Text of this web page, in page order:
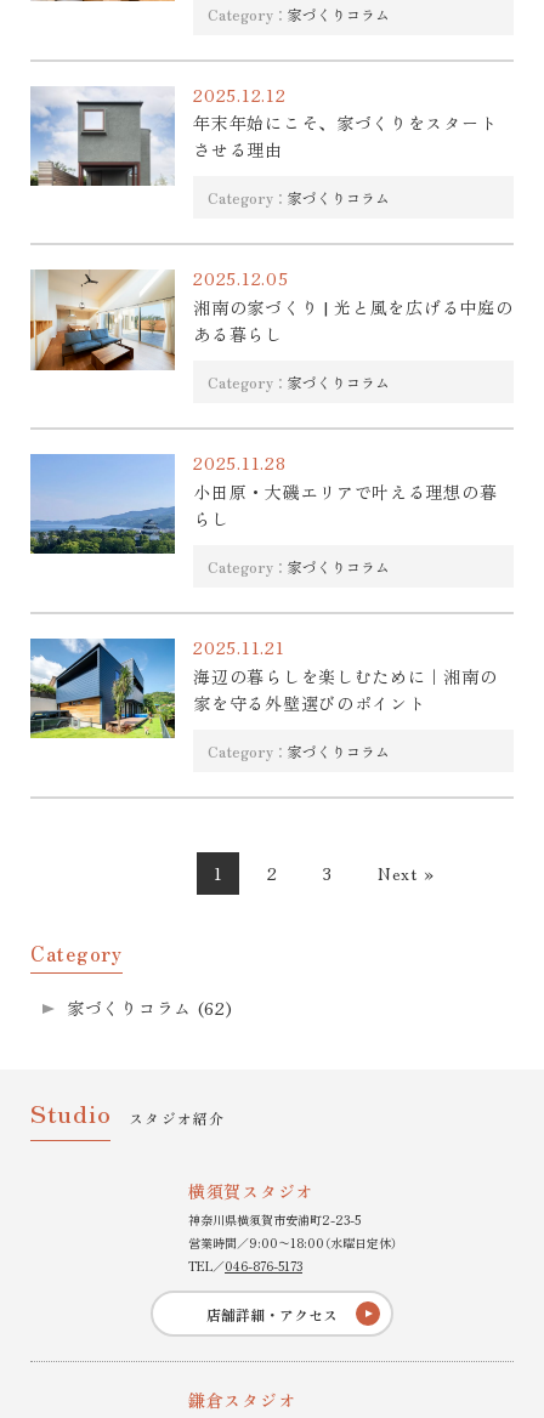
Category： 家づくりコラム
2025.12.12
年末年始にこそ、家づくりをスタート
させる理由
Category： 家づくりコラム
2025.12.05
湘南の家づくり | 光と風を広げる中庭の
ある暮らし
Category： 家づくりコラム
2025.11.28
小田原・大磯エリアで叶える理想の暮
らし
Category： 家づくりコラム
2025.11.21
海辺の暮らしを楽しむために｜湘南の
家を守る外壁選びのポイント
Category： 家づくりコラム
1 2 3 Next »
Category
家づくりコラム (62)
Studio スタジオ紹介
横須賀スタジオ
神奈川県横須賀市安浦町2-23-5
営業時間／9:00〜18:00（水曜日定休）
TEL／046-876-5173
店舗詳細・アクセス
鎌倉スタジオ